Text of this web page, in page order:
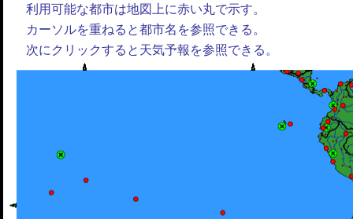
利用可能な都市は地図上に赤い丸で示す。
カーソルを重ねると都市名を参照できる。
次にクリックすると天気予報を参照できる。